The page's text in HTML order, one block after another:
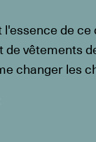
de
de vêtements
changer les